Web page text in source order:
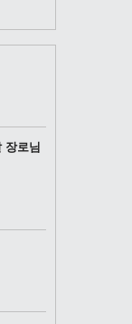
장로님